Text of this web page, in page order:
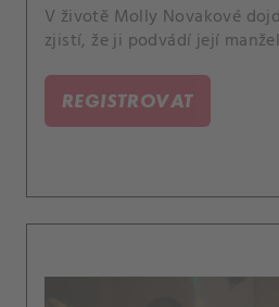
V životě Molly Novakové
zjistí, že ji podvádí její
REGISTROVAT